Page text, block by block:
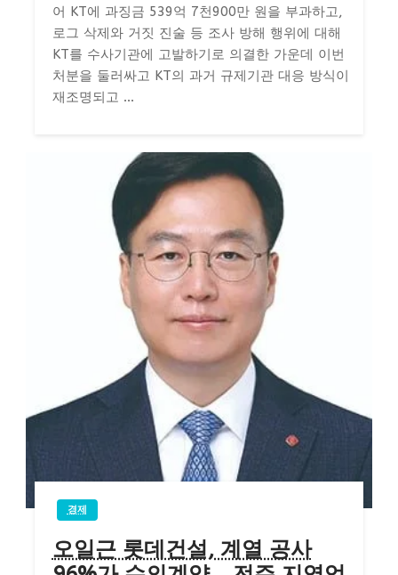
어 KT에 과징금 539억 7천900만 원을 부과하고,
로그 삭제와 거짓 진술 등 조사 방해 행위에 대해
KT를 수사기관에 고발하기로 의결한 가운데 이번
처분을 둘러싸고 KT의 과거 규제기관 대응 방식이
재조명되고 ...
경제
오일근 롯데건설, 계열 공사